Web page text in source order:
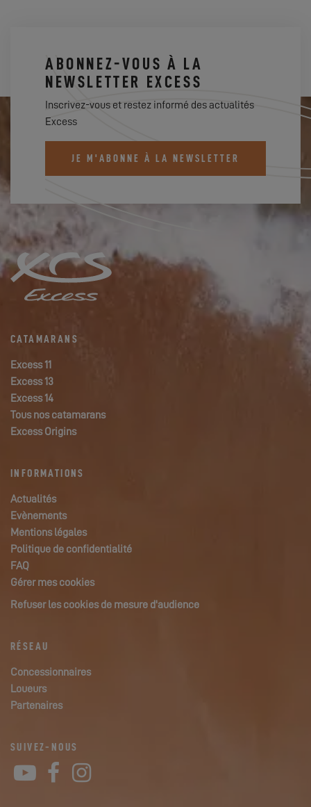
ABONNEZ-VOUS À LA
NEWSLETTER EXCESS
Inscrivez-vous et restez informé des actualités
Excess
JE M'ABONNE À LA NEWSLETTER
CATAMARANS
Excess 11
Excess 13
Excess 14
Tous nos catamarans
Excess Origins
INFORMATIONS
Actualités
Evènements
Mentions légales
Politique de confidentialité
FAQ
Gérer mes cookies
Refuser les cookies de mesure d'audience
RÉSEAU
Concessionnaires
Loueurs
Partenaires
SUIVEZ-NOUS
YouTube
Facebook
Instagram